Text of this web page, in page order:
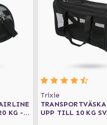
KG -
Trixie
UPP TILL 10 KG